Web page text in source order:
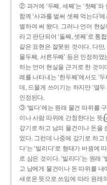
② 과거에 ‘두째, 세째’는 ‘첫째’와
함께 ‘사과를 벌써 셋째 먹는다’
별하여 써 왔다. 그러나 언어 현
라고 판단되어 ‘둘째, 셋째’로 통
같은 표현은 잘못된 것이다. 다만,
물두째, 서른두째’ 등은 인정하였
하는 언어 현실을 근거로 한 것이
례를 나타내는 ‘한두째’에서도 ‘
데, 드물게 쓰이기는 하지만 ‘열
인정된다.
③ ‘빌다’에는 원래 물건 따위를
이나 사람 따위에 간청한다는 뜻(
갚기로 하고 남의 물건이나 돈을
었다. 그런데 나중에 갚기로 하고
다’는 ‘빌리다’로 형태가 바뀜에
로 삼은 것이다. ‘빌리다’는 원래
고 남에게 물건이나 돈 따위를
새로운 뜻으로 쓰임에 따라 원래